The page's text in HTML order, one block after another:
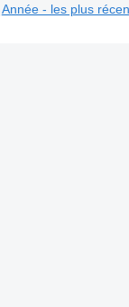
Année - les plus